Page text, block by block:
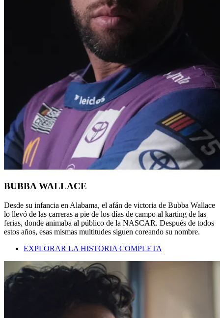
BUBBA WALLACE
Desde su infancia en Alabama, el afán de victoria de Bubba Wallace
lo llevó de las carreras a pie de los días de campo al karting de las
ferias, donde animaba al público de la NASCAR. Después de todos
estos años, esas mismas multitudes siguen coreando su nombre.
EXPLORAR LA HISTORIA COMPLETA